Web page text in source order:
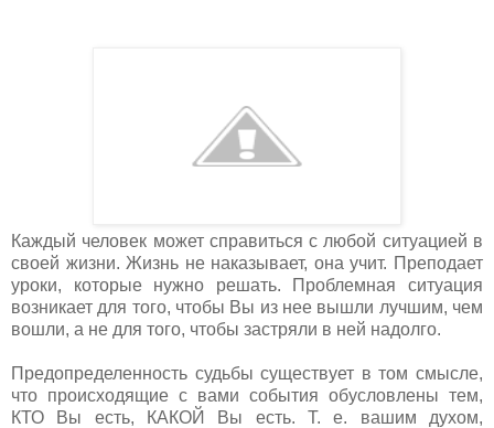
Каждый человек может справиться с любой ситуацией в
своей жизни. Жизнь не наказывает, она учит. Преподает
уроки, которые нужно решать. Проблемная ситуация
возникает для того, чтобы Вы из нее вышли лучшим, чем
вошли, а не для того, чтобы застряли в ней надолго.
Предопределенность судьбы существует в том смысле,
что происходящие с вами события обусловлены тем,
КТО Вы есть, КАКОЙ Вы есть. Т. е. вашим духом,